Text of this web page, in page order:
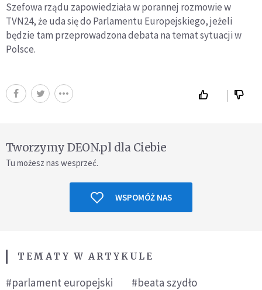
Szefowa rządu zapowiedziała w porannej rozmowie w
TVN24, że uda się do Parlamentu Europejskiego, jeżeli
będzie tam przeprowadzona debata na temat sytuacji w
Polsce.
Tworzymy DEON.pl dla Ciebie
Tu możesz nas wesprzeć.
WSPOMÓŻ NAS
TEMATY W ARTYKULE
#parlament europejski
#beata szydło